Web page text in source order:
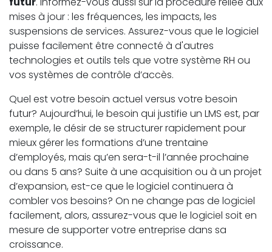
mises à jour : les fréquences, les impacts, les
suspensions de services. Assurez-vous que le logiciel
puisse facilement être connecté à d'autres
technologies et outils tels que votre système RH ou
vos systèmes de contrôle d’accès.
Quel est votre besoin actuel versus votre besoin
futur? Aujourd’hui, le besoin qui justifie un LMS est, par
exemple, le désir de se structurer rapidement pour
mieux gérer les formations d’une trentaine
d’employés, mais qu’en sera-t-il l’année prochaine
ou dans 5 ans? Suite à une acquisition ou à un projet
d’expansion, est-ce que le logiciel continuera à
combler vos besoins? On ne change pas de logiciel
facilement, alors, assurez-vous que le logiciel soit en
mesure de supporter votre entreprise dans sa
croissance.